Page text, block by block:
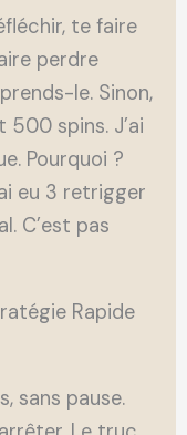
te faire
perdre
le. Sinon,
500 spins. J’ai
Pourquoi ?
eu 3 retrigger
C’est pas
Rapide
sans pause.